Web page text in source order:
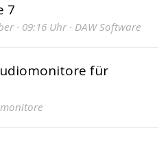
7
· 09:16 Uhr · DAW Software
für